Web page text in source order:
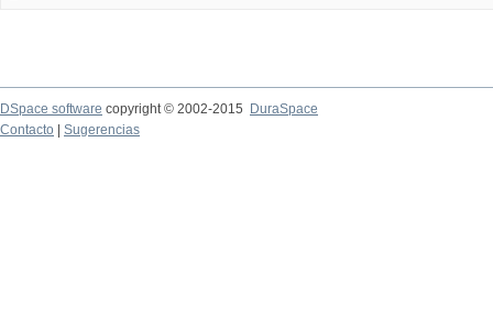
DSpace software copyright © 2002-2015
DuraSpace
Contacto
Sugerencias